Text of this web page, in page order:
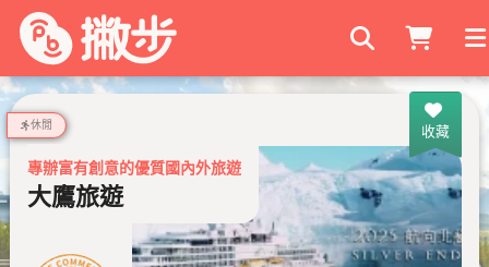
搜尋商家
收藏
休閒
專辦富有創意的優質國內外旅遊
大鷹旅遊